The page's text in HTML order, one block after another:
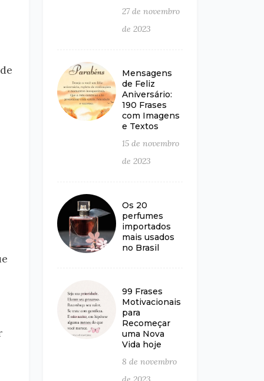
27 de novembro
de 2023
Mensagens
de Feliz
Aniversário:
190 Frases
com Imagens
e Textos
15 de novembro
de 2023
Os 20
perfumes
importados
mais usados
no Brasil
99 Frases
Motivacionais
para
Recomeçar
uma Nova
Vida hoje
8 de novembro